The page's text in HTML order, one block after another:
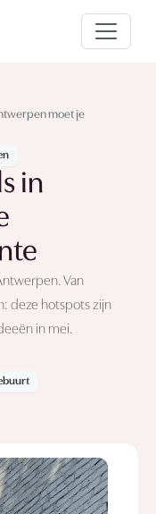
moet je
in
Van
deze hotspots zijn
in mei.